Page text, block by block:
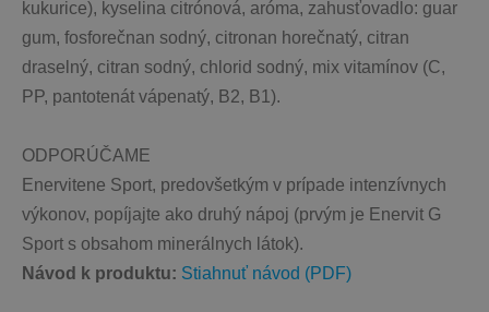
kukurice), kyselina citrónová, aróma, zahusťovadlo: guar
gum, fosforečnan sodný, citronan horečnatý, citran
draselný, citran sodný, chlorid sodný, mix vitamínov (C,
PP, pantotenát vápenatý, B2, B1).
ODPORÚČAME
Enervitene Sport, predovšetkým v prípade intenzívnych
výkonov, popíjajte ako druhý nápoj (prvým je Enervit G
Sport s obsahom minerálnych látok).
Návod k produktu: Stiahnuť návod (PDF)